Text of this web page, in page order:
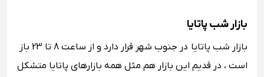
بازار شب پاتایا
بازار شب پاتایا در جنوب شهر قرار دارد و از ساعت 8 تا 23 باز
است ، در قدیم این بازار هم مثل همه بازارهای پاتایا متشکل